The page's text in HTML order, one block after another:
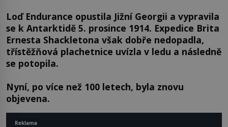
Loď Endurance opustila Jižní Georgii a vypravila
se k Antarktidě 5. prosince 1914. Expedice Brita
Ernesta Shackletona však dobře nedopadla,
třístěžňová plachetnice uvízla v ledu a následně
se potopila.
Nyní, po více než 100 letech, byla znovu
objevena.
Reklama